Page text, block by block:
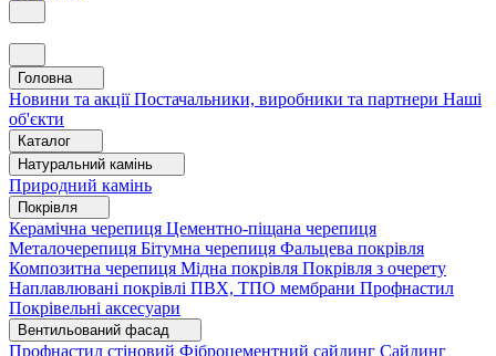
Головна
Новини та акціїПостачальники, виробники та партнери Наші
об'єкти
Каталог
Натуральний камінь
Природний камінь
Покрівля
Керамічна черепиця Цементно-піщана черепиця
Металочерепиця Бітумна черепиця Фальцева покрівля
Композитна черепиця Мідна покрівля Покрівля з очерету
Наплавлювані покрівлі ПВХ, ТПО мембрани Профнастил
Покрівельні аксесуари
Вентильований фасад
Профнастил стіновий Фіброцементний сайдинг Сайдинг